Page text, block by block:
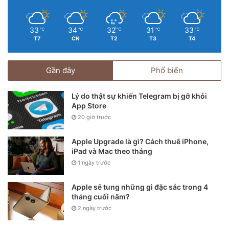
33 ℃
T7
34 ℃
CN
32 ℃
T2
31 ℃
T3
33 ℃
T4
Gần đây Phổ biến
Lý do thật sự khiến Telegram bị gỡ khỏi
App Store
20 giờ trước
Apple Upgrade là gì? Cách thuê iPhone,
iPad và Mac theo tháng
1 ngày trước
Apple sẽ tung những gì đặc sắc trong 4
tháng cuối năm?
2 ngày trước